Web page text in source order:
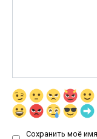
Сохранить моё